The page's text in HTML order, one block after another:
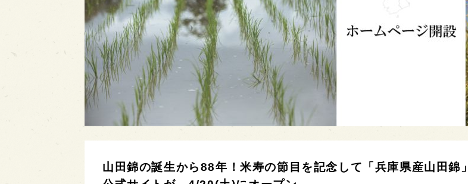
山田錦の誕生から88年！米寿の節目を記念して「兵庫県産山田錦」